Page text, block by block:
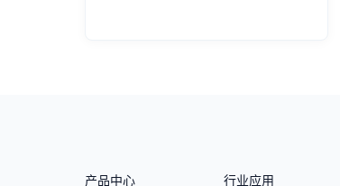
产品中心 行业应用